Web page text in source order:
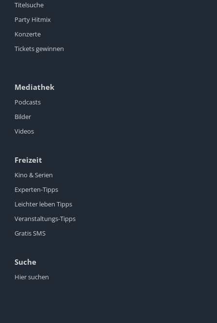
Titelsuche
Party Hitmix
Konzerte
Tickets gewinnen
Mediathek
Podcasts
Bilder
Videos
Freizeit
Kino & Serien
Experten-Tipps
Leichter leben Tipps
Veranstaltungs-Tipps
Gratis SMS
Suche
Hier suchen